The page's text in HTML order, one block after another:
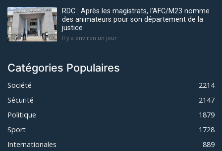
RDC : Après les magistrats, l’AFC/M23 nomme
des animateurs pour son département de la
justice
Il y a environ un jour
Catégories Populaires
Société
2214
Sécurité
2147
Politique
1879
Sport
1728
Internationales
889